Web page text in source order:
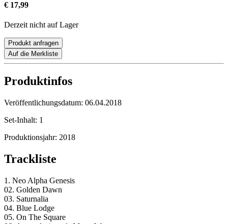
€ 17,99
Derzeit nicht auf Lager
Produkt anfragen
Auf die Merkliste
Produktinfos
Veröffentlichungsdatum: 06.04.2018
Set-Inhalt: 1
Produktionsjahr: 2018
Trackliste
1. Neo Alpha Genesis
02. Golden Dawn
03. Saturnalia
04. Blue Lodge
05. On The Square